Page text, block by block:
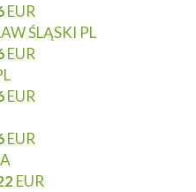
EUR
ŚLĄSKI PL
EUR
EUR
EUR
EUR